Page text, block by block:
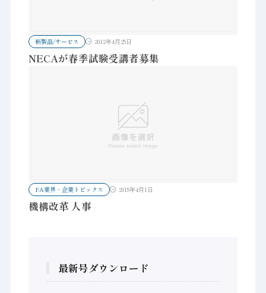
新製品/サービス 2012年4月25日
NECAが春季試験受講者募集
FA業界・企業トピックス 2015年4月1日
機構改革 人事
最新号ダウンロード